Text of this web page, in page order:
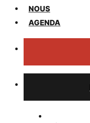
NOUS
AGENDA